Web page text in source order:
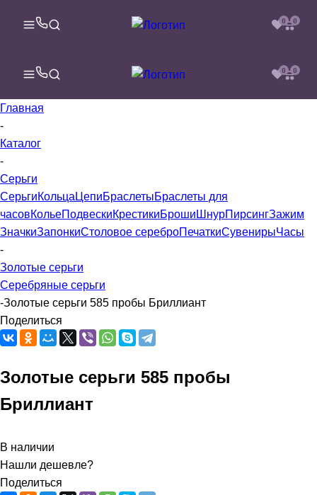
0 0
0 0
Главная
-
Каталог
-
Серьги
СерьгиКольца ЦепиБраслетыБраслеты для
часовКольеПодвескиКрестикиБроши ШнурПирсингЗажим
ЗначкиЗапонкиСтоловое сереброПечаткиСувенирыЧасы
-
Золотые серьги
Серебряные серьги
-Золотые серьги 585 пробы Бриллиант
Поделиться
Золотые серьги 585 пробы
Бриллиант
В наличии
Нашли дешевле?
Поделиться